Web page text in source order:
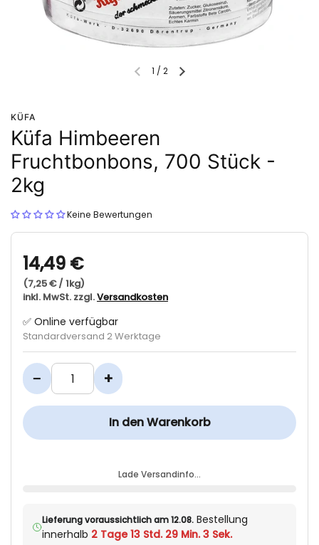
1 / 2
KÜFA
Küfa Himbeeren
Fruchtbonbons, 700 Stück -
2kg
Keine Bewertungen
14,49 €
(7,25 € / 1kg)
inkl. MwSt. zzgl.Versandkosten
✅ Online verfügbar
Standardversand 2 Werktage
− +
In den Warenkorb
Lade Versandinfo…
Lieferung voraussichtlich am 12.08.Bestellung
innerhalb 2 Tage 13 Std. 29 Min. 3 Sek.